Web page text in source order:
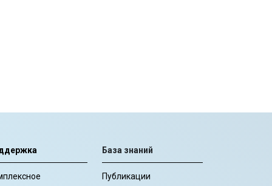
База знаний
Публикации